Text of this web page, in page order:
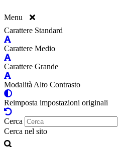
Menu
Carattere Standard
Carattere Medio
Carattere Grande
Modalità Alto Contrasto
Reimposta impostazioni originali
Cerca
Cerca nel sito